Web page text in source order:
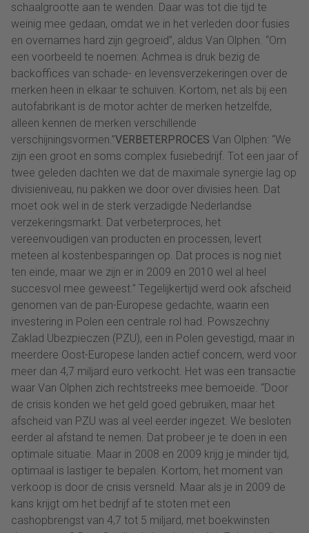
schaalgrootte aan te wenden. Daar was tot die tijd te
weinig mee gedaan, omdat we in het verleden door fusies
en overnames hard zijn gegroeid”, aldus Van Olphen. “Om
een voorbeeld te noemen: Achmea is druk bezig de
backoffices van schade- en levensverzekeringen over de
merken heen in elkaar te schuiven. Kortom, net als bij een
autofabrikant is de motor achter de merken hetzelfde,
alleen kennen de merken verschillende
verschijningsvormen.”VERBETERPROCES Van Olphen: “We
zijn een groot en soms complex fusiebedrijf. Tot een jaar of
twee geleden dachten we dat de maximale synergie lag op
divisieniveau, nu pakken we door over divisies heen. Dat
moet ook wel in de sterk verzadigde Nederlandse
verzekeringsmarkt. Dat verbeterproces, het
vereenvoudigen van producten en processen, levert
meteen al kostenbesparingen op. Dat proces is nog niet
ten einde, maar we zijn er in 2009 en 2010 wel al heel
succesvol mee geweest.” Tegelijkertijd werd ook afscheid
genomen van de pan-Europese gedachte, waarin een
investering in Polen een centrale rol had. Powszechny
Zaklad Ubezpieczen (PZU), een in Polen gevestigd, maar in
meerdere Oost-Europese landen actief concern, werd voor
meer dan 4,7 miljard euro verkocht. Het was een transactie
waar Van Olphen zich rechtstreeks mee bemoeide. “Door
de crisis konden we het geld goed gebruiken, maar het
afscheid van PZU was al veel eerder ingezet. We besloten
eerder al afstand te nemen. Dat probeer je te doen in een
optimale situatie. Maar in 2008 en 2009 krijg je minder tijd,
optimaal is lastiger te bepalen. Kortom, het moment van
verkoop is door de crisis versneld. Maar als je in 2009 de
kans krijgt om het bedrijf af te stoten met een
cashopbrengst van 4,7 tot 5 miljard, met boekwinsten